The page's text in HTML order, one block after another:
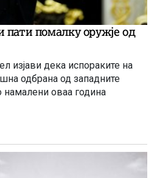
пати помалку оружје од
изјави дека испораките на
одбрана од западните
намалени оваа година